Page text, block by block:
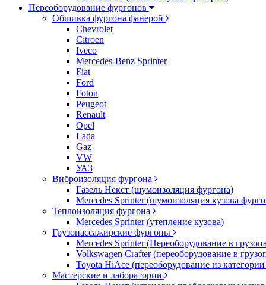
Переоборудование фургонов
Обшивка фургона фанерой
Chevrolet
Citroen
Iveco
Mercedes-Benz Sprinter
Fiat
Ford
Foton
Peugeot
Renault
Opel
Lada
Gaz
VW
УАЗ
Виброизоляция фургона
Газель Некст (шумоизоляция фургона)
Mercedes Sprinter (шумоизоляция кузова
Теплоизоляция фургона
Mercedes Sprinter (утепление кузова)
Грузопассажирские фургоны
Mercedes Sprinter (Переоборудование в
Volkswagen Crafter (переоборудование в
Toyota HiAce (переоборудование из
Мастерские и лаборатории